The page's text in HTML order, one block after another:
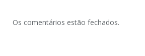
Os comentários estão fechados.